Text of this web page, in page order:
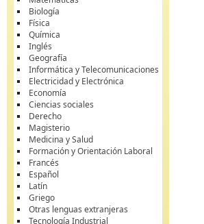
Biología
Física
Química
Inglés
Geografía
Informática y Telecomunicaciones
Electricidad y Electrónica
Economía
Ciencias sociales
Derecho
Magisterio
Medicina y Salud
Formación y Orientación Laboral
Francés
Español
Latín
Griego
Otras lenguas extranjeras
Tecnología Industrial